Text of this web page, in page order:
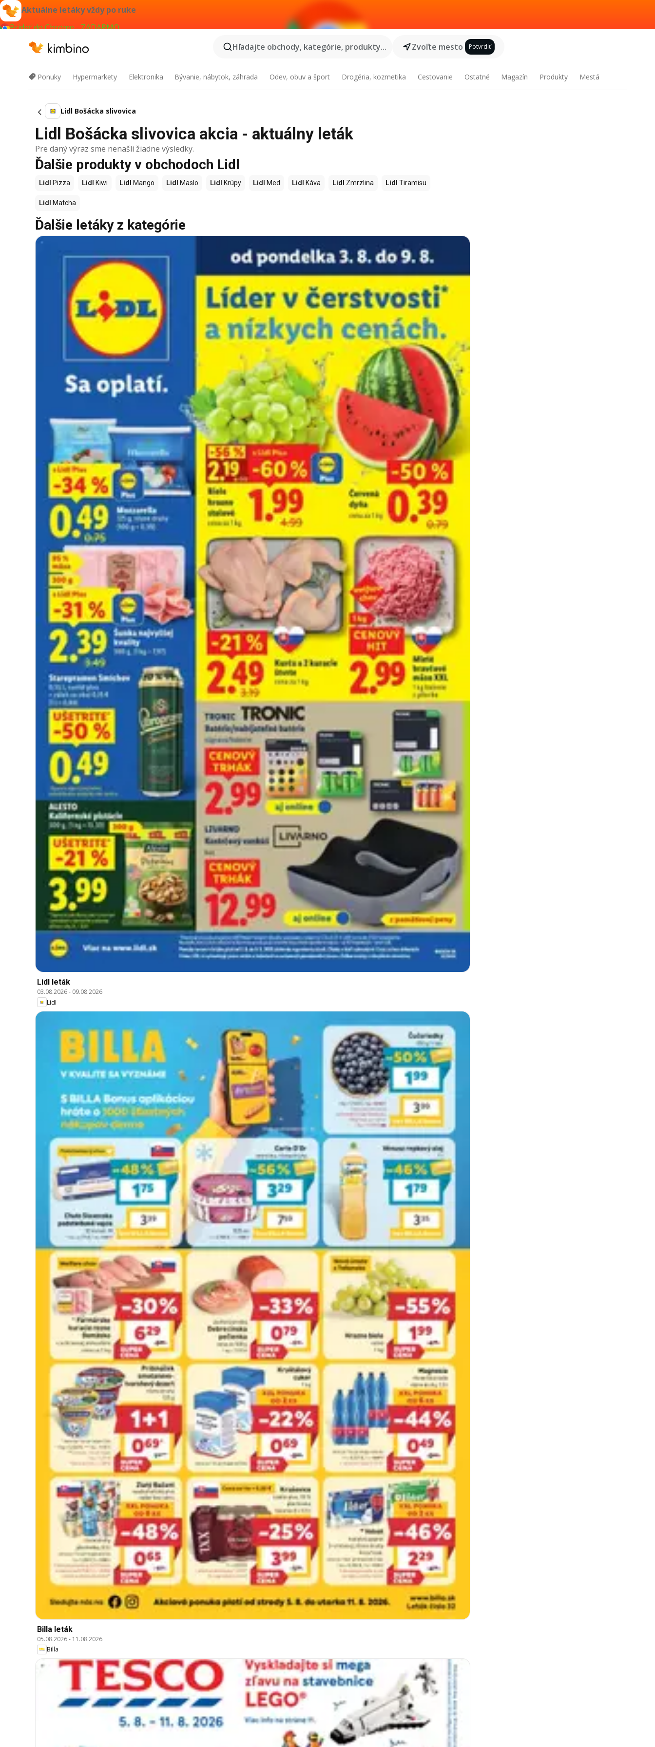
Aktuálne letáky vždy po ruke
Pridať do Chrome - ZADARMO
Hľadajte obchody, kategórie, produkty...
Zvoľte mesto Potvrdiť
Ponuky Hypermarkety Elektronika Bývanie, nábytok, záhrada Odev, obuv a šport Drogéria, kozmetika Cestovanie Ostatné Magazín Produkty Mestá
Lidl Bošácka slivovica
Lidl Bošácka slivovica akcia - aktuálny leták
Pre daný výraz sme nenašli žiadne výsledky.
Ďalšie produkty v obchodoch Lidl
Lidl Pizza Lidl Kiwi Lidl Mango Lidl Maslo Lidl Krúpy Lidl Med Lidl Káva Lidl Zmrzlina Lidl Tiramisu
Lidl Matcha
Ďalšie letáky z kategórie
Lidl leták
03.08.2026- 09.08.2026
Lidl
Billa leták
05.08.2026- 11.08.2026
Billa